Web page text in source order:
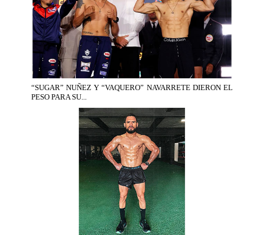
“SUGAR” NUÑEZ Y “VAQUERO” NAVARRETE DIERON EL
PESO PARA SU...